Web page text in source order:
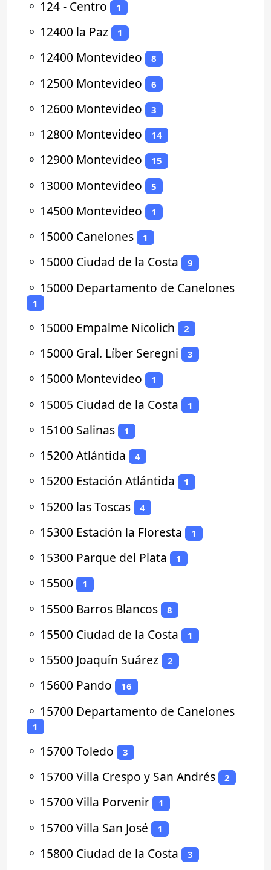
⚬ 124 - Centro 1
⚬ 12400 la Paz 1
⚬ 12400 Montevideo 8
⚬ 12500 Montevideo 6
⚬ 12600 Montevideo 3
⚬ 12800 Montevideo 14
⚬ 12900 Montevideo 15
⚬ 13000 Montevideo 5
⚬ 14500 Montevideo 1
⚬ 15000 Canelones 1
⚬ 15000 Ciudad de la Costa 9
⚬ 15000 Departamento de Canelones
1
⚬ 15000 Empalme Nicolich 2
⚬ 15000 Gral. Líber Seregni 3
⚬ 15000 Montevideo 1
⚬ 15005 Ciudad de la Costa 1
⚬ 15100 Salinas 1
⚬ 15200 Atlántida 4
⚬ 15200 Estación Atlántida 1
⚬ 15200 las Toscas 4
⚬ 15300 Estación la Floresta 1
⚬ 15300 Parque del Plata 1
⚬ 15500 1
⚬ 15500 Barros Blancos 8
⚬ 15500 Ciudad de la Costa 1
⚬ 15500 Joaquín Suárez 2
⚬ 15600 Pando 16
⚬ 15700 Departamento de Canelones
1
⚬ 15700 Toledo 3
⚬ 15700 Villa Crespo y San Andrés 2
⚬ 15700 Villa Porvenir 1
⚬ 15700 Villa San José 1
⚬ 15800 Ciudad de la Costa 3